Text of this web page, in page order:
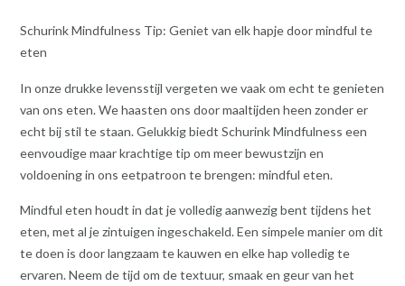
Schurink Mindfulness Tip: Geniet van elk hapje door mindful te
eten
In onze drukke levensstijl vergeten we vaak om echt te genieten
van ons eten. We haasten ons door maaltijden heen zonder er
echt bij stil te staan. Gelukkig biedt Schurink Mindfulness een
eenvoudige maar krachtige tip om meer bewustzijn en
voldoening in ons eetpatroon te brengen: mindful eten.
Mindful eten houdt in dat je volledig aanwezig bent tijdens het
eten, met al je zintuigen ingeschakeld. Een simpele manier om dit
te doen is door langzaam te kauwen en elke hap volledig te
ervaren. Neem de tijd om de textuur, smaak en geur van het